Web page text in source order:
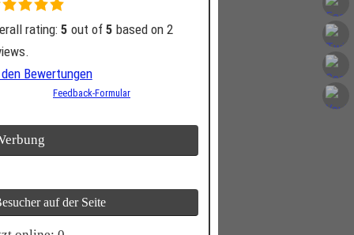
rating: 5 out of 5 based on 2
Bewertungen
Feedback-Formular
auf der Seite